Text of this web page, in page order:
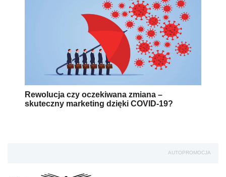
Rewolucja czy oczekiwana zmiana –
skuteczny marketing dzięki COVID-19?
AUTOPROMOCJA